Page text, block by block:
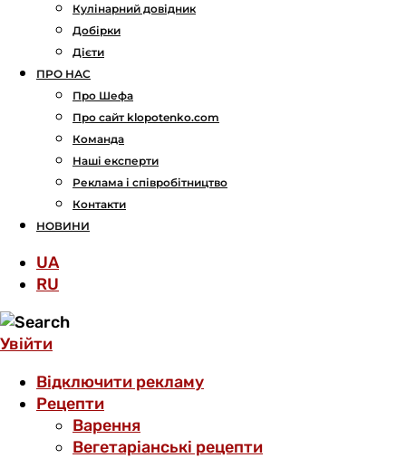
Кулінарний довідник
Добірки
Дієти
ПРО НАС
Про Шефа
Про сайт klopotenko.com
Команда
Наші експерти
Реклама і співробітництво
Контакти
НОВИНИ
UA
RU
Увійти
Відключити рекламу
Рецепти
Варення
Вегетаріанські рецепти